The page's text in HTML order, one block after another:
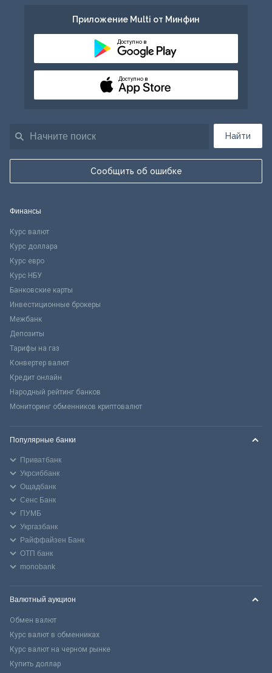
Найти
Сообщить об ошибке
Приложение Multi от Минфин
Доступно в
Доступно в
Финансы
Курс валют
Курс доллара
Курс евро
Курс НБУ
Банковские карты
Инвестиционные брокеры
Межбанк
Депозиты
Тарифы на газ
Конвертер валют
Кредит онлайн
Народный рейтинг банков
Мониторинг обменников криптовалют
Популярные банки
Приватбанк
Укрсиббанк
Ощадбанк
Сенс Банк
ПУМБ
Укргазбанк
Райффайзен Банк
ОТП банк
monobank
Валютный аукцион
Обмен валют
Курс валют в обменниках
Курс валют на черном рынке
Купить доллар